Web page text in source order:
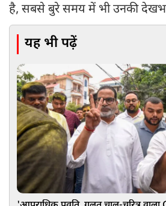
है, सबसे बुरे समय में भी उनकी
यह भी पढ़ें